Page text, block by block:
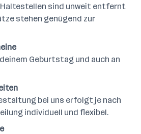
sind unweit entfernt
stehen genügend zur
Geburtstag und auch an
bei uns erfolgt je nach
individuell und flexibel.